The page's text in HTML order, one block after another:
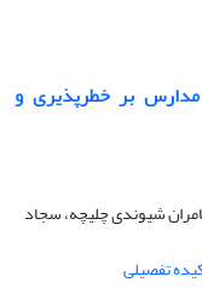
بر خطرپذیری و
شیوندی چلیچه، سجاد
تفصیلی